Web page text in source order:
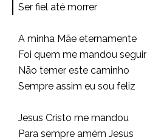
Ser fiel até morrer
A minha Mãe eternamente
Foi quem me mandou seguir
Não temer este caminho
Sempre assim eu sou feliz
Jesus Cristo me mandou
Para sempre amém Jesus